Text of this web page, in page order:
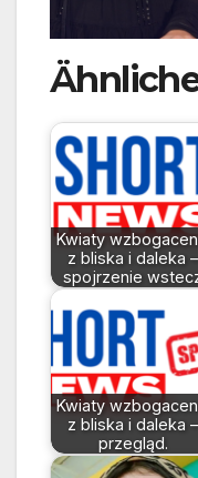
Kwiaty
z bliska i daleka –
spojrzenie
Kwiaty
z bliska i daleka –
przegląd.